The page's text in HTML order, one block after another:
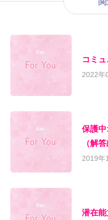
コミ
2022年
保護
（解答
2019年
潜在